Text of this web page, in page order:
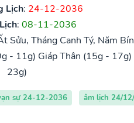
Lịch: 24-12-2036
: 08-11-2036
Sửu, Tháng Canh Tý, Năm
- 11g) Giáp Thân (15g - 17g)
23g)
sự 24-12-2036 âm lịch 24/